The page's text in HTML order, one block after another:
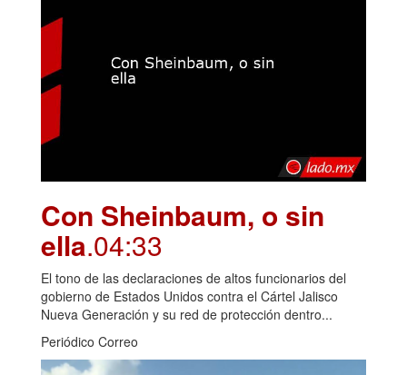
Con Sheinbaum, o sin
ella.04:33
El tono de las declaraciones de altos funcionarios del
gobierno de Estados Unidos contra el Cártel Jalisco
Nueva Generación y su red de protección dentro...
Periódico Correo